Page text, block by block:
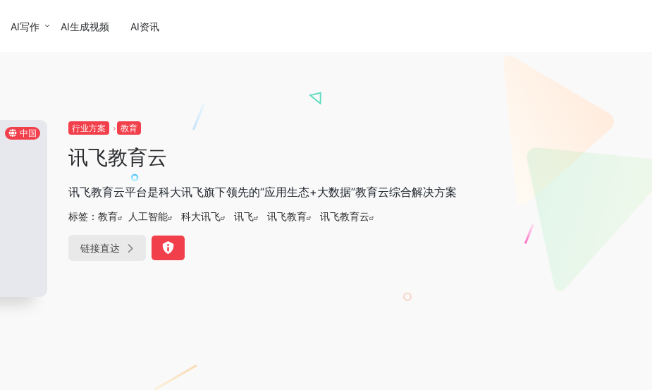
AI写作 AI生成视频 AI资讯
中国 行业方案 教育
讯飞教育云
讯飞教育云平台是科大讯飞旗下领先的“应用生态+大数据”教育云综合解决方案
标签： 教育 人工智能 科大讯飞 讯飞 讯飞教育 讯飞教育云
链接直达